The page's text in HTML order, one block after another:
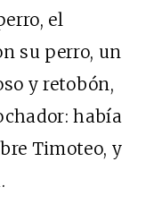
el
su perro, un
y retobón,
había
Timoteo, y